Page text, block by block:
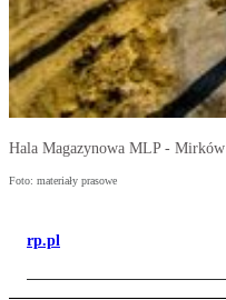
Hala Magazynowa MLP - Mirków
Foto: materiały prasowe
rp.pl